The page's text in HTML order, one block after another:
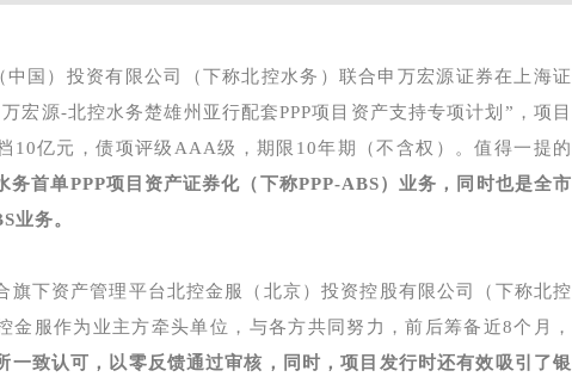
中国）投资有限公司（下称北控水务）联合申万宏源证券在上海证
宏源-北控水务楚雄州亚行配套PPP项目资产支持专项计划”，项目
10亿元，债项评级AAA级，期限10年期（不含权）。值得一提的
务首单PPP项目资产证券化（下称PPP-ABS）业务，同时也是全市
业务。
旗下资产管理平台北控金服（北京）投资控股有限公司（下称北控
金服作为业主方牵头单位，与各方共同努力，前后筹备近8个月，
一致认可，以零反馈通过审核，同时，项目发行时还有效吸引了银